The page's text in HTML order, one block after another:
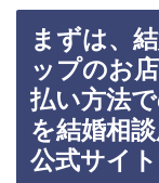
まずは、
ップのお
払い方法
を結婚相
公式サイ